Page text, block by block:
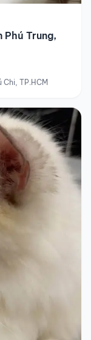
Trung,
Chi, TP.HCM